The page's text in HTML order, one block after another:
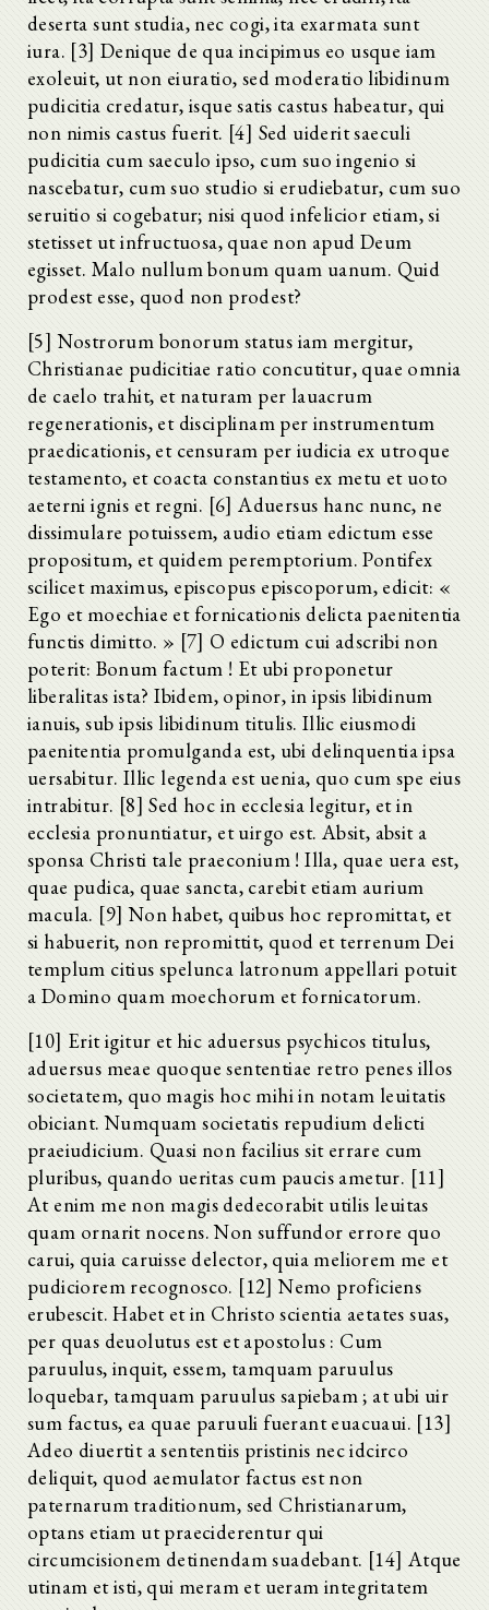
deserta sunt studia, nec cogi, ita exarmata sunt
iura. [3] Denique de qua incipimus eo usque iam
exoleuit, ut non eiuratio, sed moderatio libidinum
pudicitia credatur, isque satis castus habeatur, qui
non nimis castus fuerit. [4] Sed uiderit saeculi
pudicitia cum saeculo ipso, cum suo ingenio si
nascebatur, cum suo studio si erudiebatur, cum suo
seruitio si cogebatur; nisi quod infelicior etiam, si
stetisset ut infructuosa, quae non apud Deum
egisset. Malo nullum bonum quam uanum. Quid
prodest esse, quod non prodest?
[5] Nostrorum bonorum status iam mergitur,
Christianae pudicitiae ratio concutitur, quae omnia
de caelo trahit, et naturam per lauacrum
regenerationis, et disciplinam per instrumentum
praedicationis, et censuram per iudicia ex utroque
testamento, et coacta constantius ex metu et uoto
aeterni ignis et regni. [6] Aduersus hanc nunc, ne
dissimulare potuissem, audio etiam edictum esse
propositum, et quidem peremptorium. Pontifex
scilicet maximus, episcopus episcoporum, edicit: «
Ego et moechiae et fornicationis delicta paenitentia
functis dimitto. » [7] O edictum cui adscribi non
poterit: Bonum factum ! Et ubi proponetur
liberalitas ista? Ibidem, opinor, in ipsis libidinum
ianuis, sub ipsis libidinum titulis. Illic eiusmodi
paenitentia promulganda est, ubi delinquentia ipsa
uersabitur. Illic legenda est uenia, quo cum spe eius
intrabitur. [8] Sed hoc in ecclesia legitur, et in
ecclesia pronuntiatur, et uirgo est. Absit, absit a
sponsa Christi tale praeconium ! Illa, quae uera est,
quae pudica, quae sancta, carebit etiam aurium
macula. [9] Non habet, quibus hoc repromittat, et
si habuerit, non repromittit, quod et terrenum Dei
templum citius spelunca latronum appellari potuit
a Domino quam moechorum et fornicatorum.
[10] Erit igitur et hic aduersus psychicos titulus,
aduersus meae quoque sententiae retro penes illos
societatem, quo magis hoc mihi in notam leuitatis
obiciant. Numquam societatis repudium delicti
praeiudicium. Quasi non facilius sit errare cum
pluribus, quando ueritas cum paucis ametur. [11]
At enim me non magis dedecorabit utilis leuitas
quam ornarit nocens. Non suffundor errore quo
carui, quia caruisse delector, quia meliorem me et
pudiciorem recognosco. [12] Nemo proficiens
erubescit. Habet et in Christo scientia aetates suas,
per quas deuolutus est et apostolus : Cum
paruulus, inquit, essem, tamquam paruulus
loquebar, tamquam paruulus sapiebam ; at ubi uir
sum factus, ea quae paruuli fuerant euacuaui. [13]
Adeo diuertit a sententiis pristinis nec idcirco
deliquit, quod aemulator factus est non
paternarum traditionum, sed Christianarum,
optans etiam ut praeciderentur qui
circumcisionem detinendam suadebant. [14] Atque
utinam et isti, qui meram et ueram integritatem